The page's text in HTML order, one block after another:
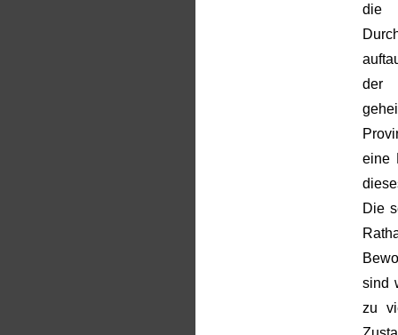
die
der
eine
Die
sind
zu